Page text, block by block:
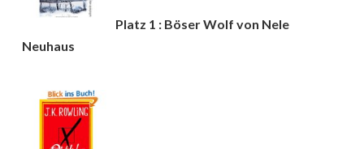
Platz 1 : Böser Wolf von Nele
Neuhaus